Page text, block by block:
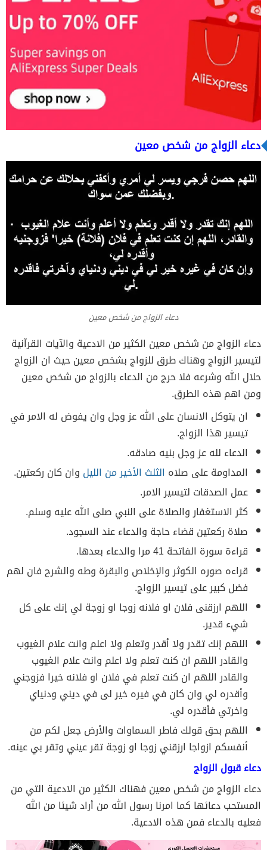
دعاء الزواج من شخص معين
دعاء الزواج من شخص معين
دعاء الزواج من شخص معين الكثير من الادعية والآيات القرآنية
لتيسير الزواج وهناك طرق للزواج بشخص معين حيث ان الزواج
حلال الله وشرعه فلا حرج من الدعاء بالزواج من شخص معين
ومن اهم هذه الطرق.
ان يتوكل الانسان على الله عز وجل وان يفوض له الامر في
تيسير هذا الزواج.
الدعاء لله عز وجل بنيه صادقه.
المداومة على صلاه الثلث الأخير من الليل وان كان ركعتين.
عمل الصدقات لتيسير الامر.
كثر الاستغفار والصلاة على النبي صلى الله عليه وسلم.
صلاة ركعتين قضاء حاجة والدعاء عند السجود.
قراءة سورة الفاتحة 41 مرا والدعاء بعدها.
قراءه صوره الكوثر والإخلاص والبقرة وطه والشرح فان لهم
فضل كبير على تيسير الزواج.
اللهم ارزقنى فلان او فلانه زوجا او زوجة لي إنك على كل
شيء قدير.
اللهم إنك تقدر ولا أقدر وتعلم ولا اعلم وانت علام الغيوب
والقادر اللهم ان كنت تعلم ولا اعلم وانت علام الغيوب
والقادر اللهم ان كنت تعلم في فلان او فلانه خيرا فزوجني
وأقدره لي وان كان في فيره خير لى في ديني ودنياي
واخرتي فأقدره لي.
اللهم بحق قولك فاطر السماوات والأرض جعل لكم من
أنفسكم ازواجا ارزقني زوجا او زوجة تقر عيني وتقر بي عينه.
دعاء قبول الزواج
دعاء الزواج من شخص معين فهناك الكثير من الادعية التي من
المستحب دعائها كما امرنا رسول الله من أراد شيئا من الله
فعليه بالدعاء فمن هذه الادعية.